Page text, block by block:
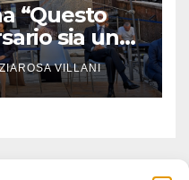
“Questo
sia un
VILLANI